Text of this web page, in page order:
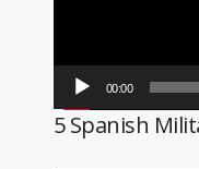
00:00
5 Spanish